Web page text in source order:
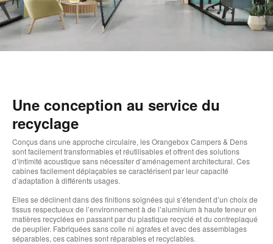
Une conception au service du
recyclage
Conçus dans une approche circulaire, les Orangebox Campers & Dens
sont facilement transformables et réutilisables et offrent des solutions
d’intimité acoustique sans nécessiter d’aménagement architectural. Ces
cabines facilement déplaçables se caractérisent par leur capacité
d’adaptation à différents usages.
Elles se déclinent dans des finitions soignées qui s’étendent d’un choix de
tissus respectueux de l’environnement à de l’aluminium à haute teneur en
matières recyclées en passant par du plastique recyclé et du contreplaqué
de peuplier. Fabriquées sans colle ni agrafes et avec des assemblages
séparables, ces cabines sont réparables et recyclables.